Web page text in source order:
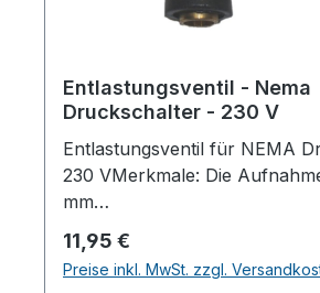
Entlastungsventil - Nema
Druckschalter - 230 V
Entlastungsventil für NEMA
230 VMerkmale: Die Aufnahme passt für 6
mm
ALES GmbH, AEROTEC
KompressorenFerdinand-
Regulärer Preis:
11,95 €
Preise inkl. MwSt. zzgl.